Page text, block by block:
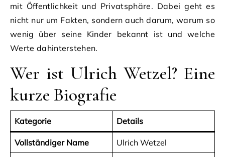
mit Öffentlichkeit und Privatsphäre. Dabei geht es
nicht nur um Fakten, sondern auch darum, warum so
wenig über seine Kinder bekannt ist und welche
Werte dahinterstehen.
Wer ist Ulrich Wetzel? Eine
kurze Biografie
Kategorie Details
Vollständiger Name Ulrich Wetzel